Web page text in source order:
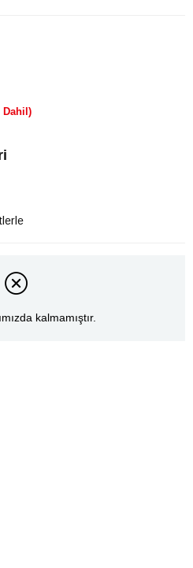
Dahil)
kalmamıştır.